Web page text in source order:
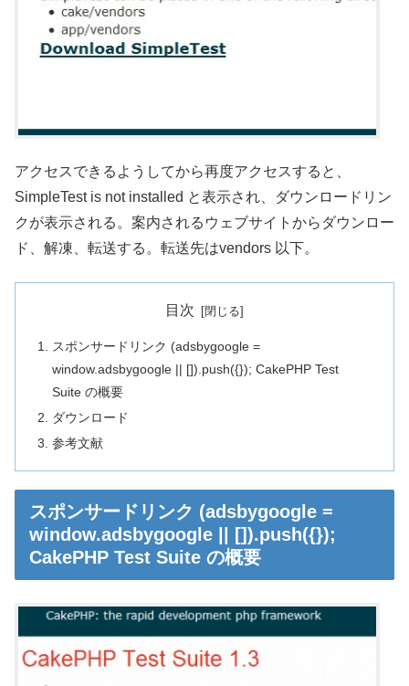
アクセスできるようしてから再度アクセスすると、
SimpleTest is not installed と表示され、ダウンロードリン
クが表示される。案内されるウェブサイトからダウンロー
ド、解凍、転送する。転送先はvendors 以下。
目次
スポンサードリンク (adsbygoogle =
window.adsbygoogle || []).push({}); CakePHP Test
Suite の概要
ダウンロード
参考文献
スポンサードリンク (adsbygoogle =
window.adsbygoogle || []).push({});
CakePHP Test Suite の概要